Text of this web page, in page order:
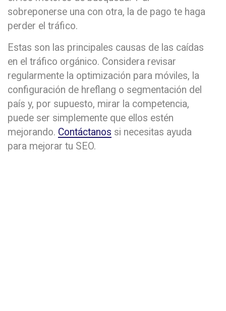
sobreponerse una con otra, la de pago te haga
perder el tráfico.
Estas son las principales causas de las caídas
en el tráfico orgánico. Considera revisar
regularmente la optimización para móviles, la
configuración de hreflang o segmentación del
país y, por supuesto, mirar la competencia,
puede ser simplemente que ellos estén
mejorando. Contáctanos si necesitas ayuda
para mejorar tu SEO.